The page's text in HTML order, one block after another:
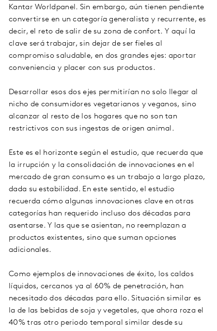
Kantar Worldpanel. Sin embargo, aún tienen pendiente
convertirse en un categoría generalista y recurrente, es
decir, el reto de salir de su zona de confort. Y aquí la
clave será trabajar, sin dejar de ser fieles al
compromiso saludable, en dos grandes ejes: aportar
conveniencia y placer con sus productos.
Desarrollar esos dos ejes permitirían no solo llegar al
nicho de consumidores vegetarianos y veganos, sino
alcanzar al resto de los hogares que no son tan
restrictivos con sus ingestas de origen animal.
Este es el horizonte según el estudio, que recuerda que
la irrupción y la consolidación de innovaciones en el
mercado de gran consumo es un trabajo a largo plazo,
dada su estabilidad. En este sentido, el estudio
recuerda cómo algunas innovaciones clave en otras
categorías han requerido incluso dos décadas para
asentarse. Y las que se asientan, no reemplazan a
productos existentes, sino que suman opciones
adicionales.
Como ejemplos de innovaciones de éxito, los caldos
líquidos, cercanos ya al 60% de penetración, han
necesitado dos décadas para ello. Situación similar es
la de las bebidas de soja y vegetales, que ahora roza el
40% tras otro periodo temporal similar desde su